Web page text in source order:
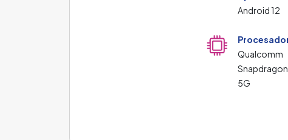
Android 12
Qualcomm
5G